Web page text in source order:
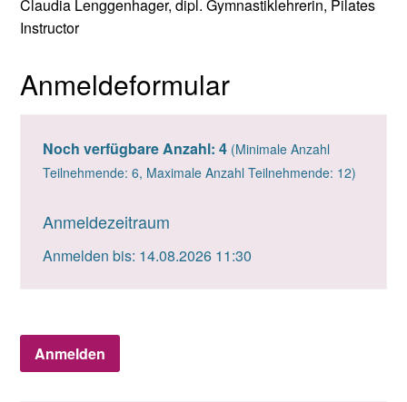
Claudia Lenggenhager, dipl. Gymnastiklehrerin, Pilates
Instructor
Anmeldeformular
Noch verfügbare Anzahl: 4 (Minimale Anzahl
Teilnehmende: 6, Maximale Anzahl Teilnehmende: 12)
Anmeldezeitraum
Anmelden bis: 14.08.2026 11:30
Anmelden